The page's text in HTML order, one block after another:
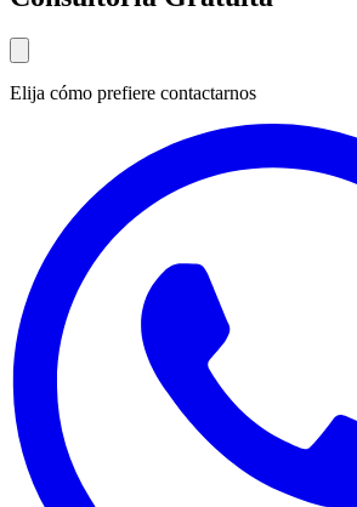
Elija cómo prefiere contactarnos